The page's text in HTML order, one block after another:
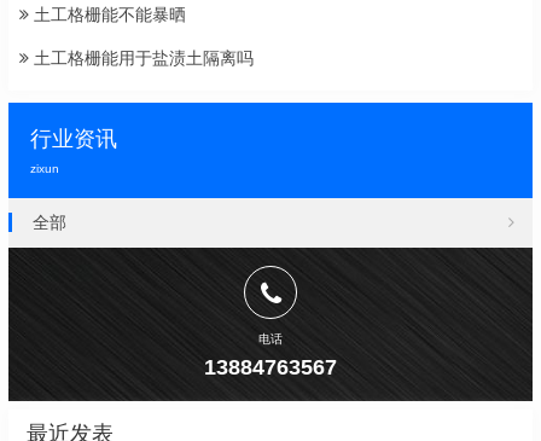
土工格栅能不能暴晒
土工格栅能用于盐渍土隔离吗
行业资讯
zixun
全部
电话
13884763567
最近发表